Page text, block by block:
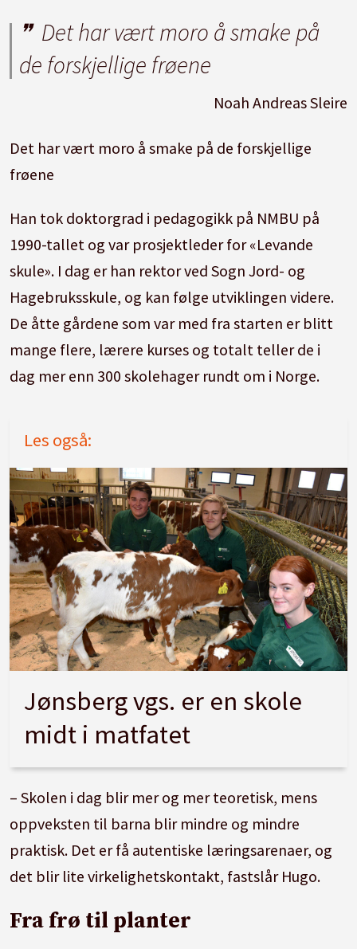
Det har vært moro å smake på
de forskjellige frøene
Noah Andreas Sleire
Det har vært moro å smake på de forskjellige
frøene
Han tok doktorgrad i pedagogikk på NMBU på
1990-tallet og var prosjektleder for «Levande
skule». I dag er han rektor ved Sogn Jord- og
Hagebruksskule, og kan følge utviklingen videre.
De åtte gårdene som var med fra starten er blitt
mange flere, lærere kurses og totalt teller de i
dag mer enn 300 skolehager rundt om i Norge.
Les også:
Jønsberg vgs. er en skole
midt i matfatet
– Skolen i dag blir mer og mer teoretisk, mens
oppveksten til barna blir mindre og mindre
praktisk. Det er få autentiske læringsarenaer, og
det blir lite virkelighetskontakt, fastslår Hugo.
Fra frø til planter